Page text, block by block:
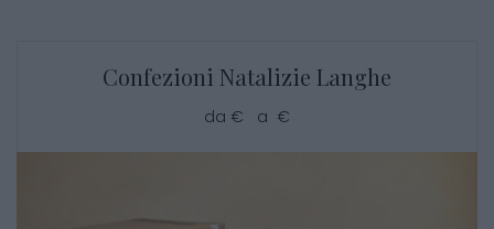
Confezioni Natalizie Langhe
da € a €